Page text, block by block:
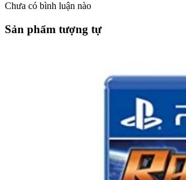
Chưa có bình luận nào
Sản phẩm tượng tự